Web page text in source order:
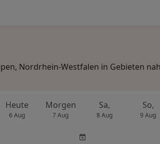
Nordrhein-Westfalen in Gebieten
Heute
6 Aug
Morgen
7 Aug
Sa,
8 Aug
So,
9 Aug